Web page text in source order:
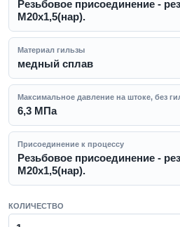
Резьбовое присоединение -
М20х1,5(нар).
Материал гильзы
медный сплав
Максимальное давление на штоке, без
6,3 МПа
Присоединение к процессу
Резьбовое присоединение -
М20х1,5(нар).
КОЛИЧЕСТВО